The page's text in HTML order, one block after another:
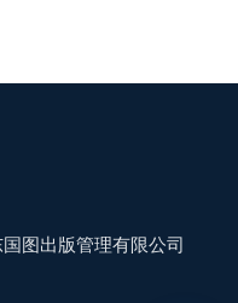
国图出版管理有限公司